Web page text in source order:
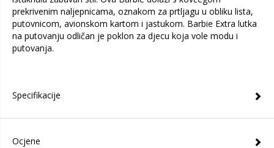
prekrivenim naljepnicama, oznakom za prtljagu u obliku lista,
putovnicom, avionskom kartom i jastukom. Barbie Extra lutka
na putovanju odličan je poklon za djecu koja vole modu i
putovanja.
Specifikacije
Ocjene